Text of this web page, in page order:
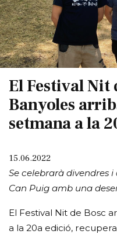
El Festival Nit
Banyoles
setmana a la
15.06.2022
Se celebrarà divendres
Can Puig amb una
El Festival Nit de Bosc
a la 20a edició,